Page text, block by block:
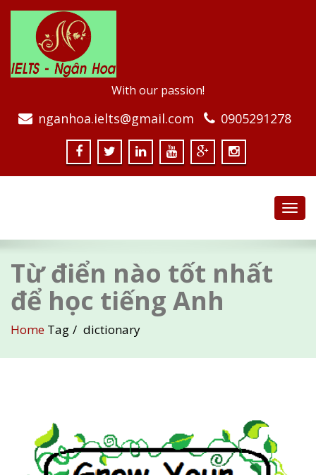
With our passion!
nganhoa.ielts@gmail.com 0905291278
Từ điển nào tốt nhất
để học tiếng Anh
Home Tag dictionary